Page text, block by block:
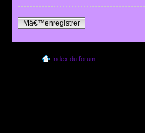
Mâ€™enregistrer
Index du forum